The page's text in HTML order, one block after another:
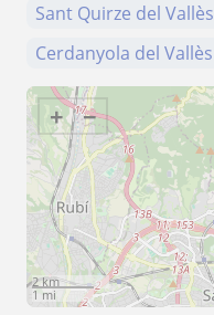
Sant Quirze del Vallès
Cerdanyola del Vallès
+ −
2 km
1 mi